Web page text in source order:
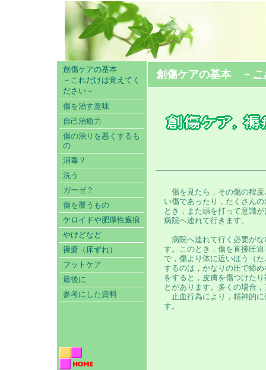
創傷ケアの基本
－これだけは覚えてく
ださい－
傷を治す意味
自己治癒力
傷の治りを悪くするも
の
消毒？
洗う
ガーゼ？
傷を覆うもの
ケロイドや肥厚性瘢痕
やけどなど
褥瘡（床ずれ）
フットケア
最後に
参考にした資料
創傷ケアの基本 －
傷を見たら，その傷の程度
い傷であったり，たくさん
とき，また頭を打って意識
病院へ連れて行きます。
病院へ連れて行く必要がな
す。このとき，傷を直接圧
で，傷より体に近いほう（
するのは，かなりの圧で締
をすると，皮膚を傷つけた
とがあります。多くの場合
止血行為により，精神的に
す。